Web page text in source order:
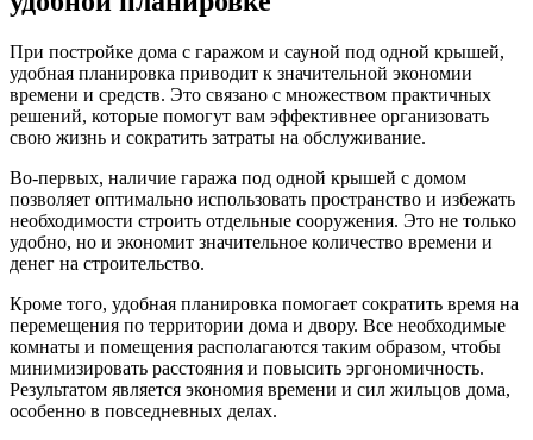
При постройке дома с гаражом и сауной под одной крышей,
удобная планировка приводит к значительной экономии
времени и средств. Это связано с множеством практичных
решений, которые помогут вам эффективнее организовать
свою жизнь и сократить затраты на обслуживание.
Во-первых, наличие гаража под одной крышей с домом
позволяет оптимально использовать пространство и избежать
необходимости строить отдельные сооружения. Это не только
удобно, но и экономит значительное количество времени и
денег на строительство.
Кроме того, удобная планировка помогает сократить время на
перемещения по территории дома и двору. Все необходимые
комнаты и помещения располагаются таким образом, чтобы
минимизировать расстояния и повысить эргономичность.
Результатом является экономия времени и сил жильцов дома,
особенно в повседневных делах.